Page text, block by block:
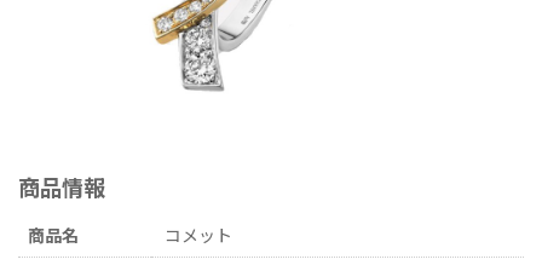
商品情報
商品名
コメット